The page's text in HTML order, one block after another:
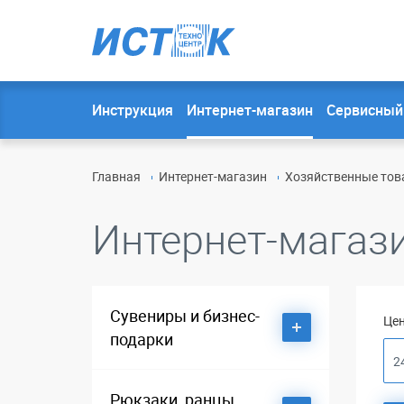
Инструкция Интернет-магазин
Главная Интернет-магазин Хозяйственные
Интернет-
Сувениры и бизнес-
подарки
Dalvey
Рюкзаки, ранцы,